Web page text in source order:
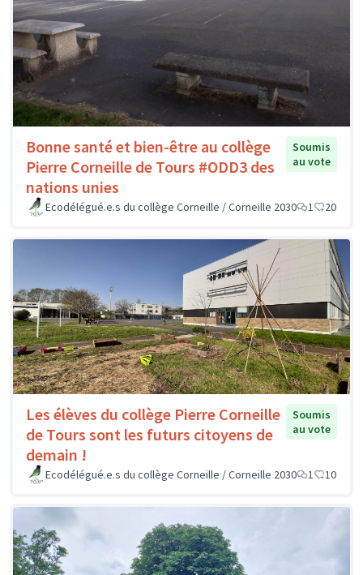
Bonne santé et bien-être au collège
Pierre Corneille de Tours #ODD3 des
nations unies
Soumis
au vote
Ecodélégué.e.s du collège Corneille / Corneille 2030 1 20
Les élèves du collège Pierre Corneille
de Tours sont les futurs citoyens de
demain !
Soumis
au vote
Ecodélégué.e.s du collège Corneille / Corneille 2030 1 10